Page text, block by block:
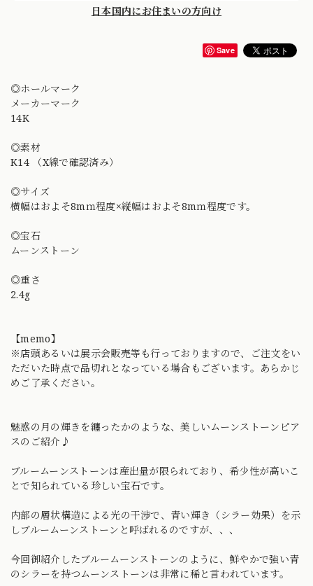
日本国内にお住まいの方向け
Save
◎ホールマーク
メーカーマーク
14K
◎素材
K14 （X線で確認済み）
◎サイズ
横幅はおよそ8mｍ程度×縦幅はおよそ8mｍ程度です。
◎宝石
ムーンストーン
◎重さ
2.4g
【memo】
※店頭あるいは展示会販売等も行っておりますので、ご注文をい
ただいた時点で品切れとなっている場合もございます。あらかじ
めご了承ください。
魅惑の月の輝きを纏ったかのような、美しいムーンストーンピア
スのご紹介♪
ブルームーンストーンは産出量が限られており、希少性が高いこ
とで知られている珍しい宝石です。
内部の層状構造による光の干渉で、青い輝き（シラー効果）を示
しブルームーンストーンと呼ばれるのですが、、、
今回御紹介したブルームーンストーンのように、鮮やかで強い青
のシラーを持つムーンストーンは非常に稀と言われています。